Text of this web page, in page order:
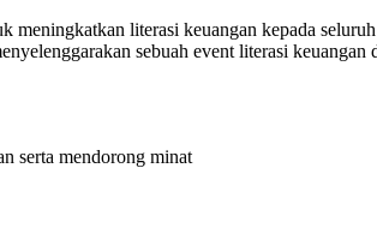
literasi keuangan kepada
sebuah event literasi
serta mendorong minat